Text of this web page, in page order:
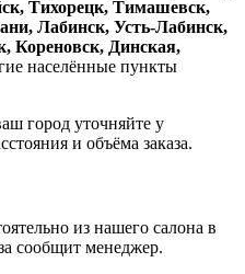
Тихорецк, Тимашевск,
Лабинск, Усть-Лабинск,
Кореновск, Динская,
населённые пункты
город уточняйте у
и объёма заказа.
из нашего салона в
сообщит менеджер.